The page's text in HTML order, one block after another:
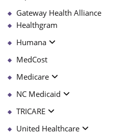
Gateway Health Alliance
Healthgram
Humana
MedCost
Medicare
NC Medicaid
TRICARE
United Healthcare